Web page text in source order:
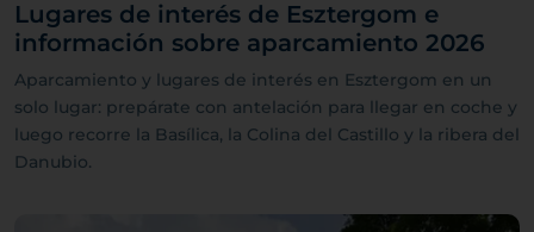
Lugares de interés de Esztergom e
información sobre aparcamiento 2026
Aparcamiento y lugares de interés en Esztergom en un
solo lugar: prepárate con antelación para llegar en coche y
luego recorre la Basílica, la Colina del Castillo y la ribera del
Danubio.